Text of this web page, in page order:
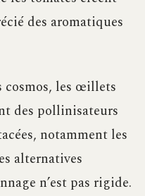
des aromatiques
cosmos, les œillets
des pollinisateurs
notamment les
alternatives
n’est pas rigide.